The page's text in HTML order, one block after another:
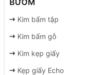
Kim bấm tập
Kim bấm gỗ
Kim kẹp giấy
Kẹp giấy Echo